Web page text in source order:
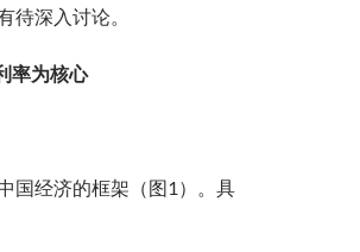
待深入讨论。
率为核心
国经济的框架（图1）。具